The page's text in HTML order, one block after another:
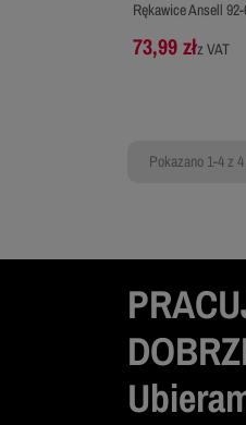
Rękawice Ansell
73,99 złz VAT
Pokazano 1-4 z